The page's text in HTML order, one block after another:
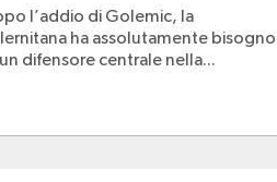
l’addio di Golemic, la
ha assolutamente bisogno
difensore centrale nella...